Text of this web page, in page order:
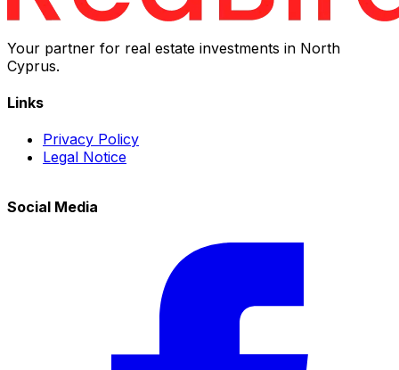
Your partner for real estate investments in North
Cyprus.
Links
Privacy Policy
Legal Notice
Social Media